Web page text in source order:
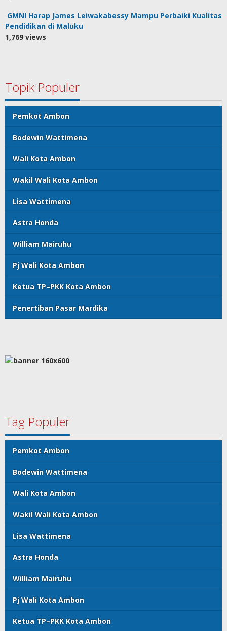
GMNI Harap James Leiwakabessy Mampu Perbaiki Kualitas
Pendidikan di Maluku
1,769 views
Topik Populer
Pemkot Ambon
Bodewin Wattimena
Wali Kota Ambon
Wakil Wali Kota Ambon
Lisa Wattimena
Astra Honda
William Mairuhu
Pj Wali Kota Ambon
Ketua TP–PKK Kota Ambon
Penertiban Pasar Mardika
Tag Populer
Pemkot Ambon
Bodewin Wattimena
Wali Kota Ambon
Wakil Wali Kota Ambon
Lisa Wattimena
Astra Honda
William Mairuhu
Pj Wali Kota Ambon
Ketua TP–PKK Kota Ambon